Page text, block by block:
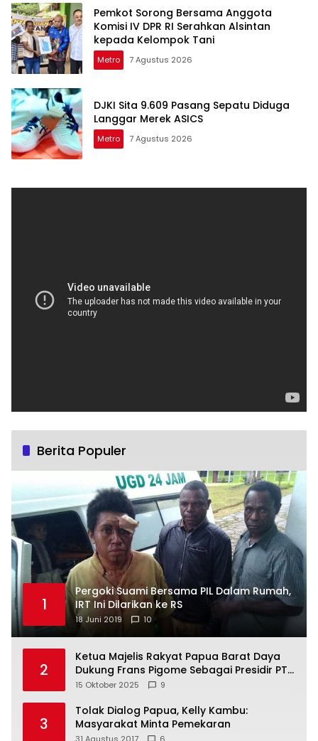
Pemkot Sorong Bersama Anggota
Komisi IV DPR RI Serahkan Alsintan
kepada Kelompok Tani
Metro 7 Agustus 2026
DJKI Sita 9.609 Pasang Sepatu Diduga
Langgar Merek ASICS
Metro 7 Agustus 2026
Berita Populer
1
Pergoki Suami Bersama PIL Dalam Rumah,
IRT Ini Dilarikan ke RS
18 Juni 2019 10
2
Ketua Majelis Rakyat Papua Barat Daya
Dukung Frans Pigome Sebagai Presidir PT
Freeport Indonesia
15 Oktober 2025 9
3
Tolak Dialog Papua, Kelly Kambu:
Masyarakat Minta Pemekaran